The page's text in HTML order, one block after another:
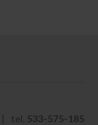
| tel. 533-575-185